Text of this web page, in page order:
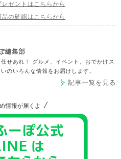
ゼントはこちらから
の確認はこちらから
編集部
せあれ！ グルメ、イベント、おでかけス
のいろんな情報をお届けします。
記事一覧を見る
情報が届くよ